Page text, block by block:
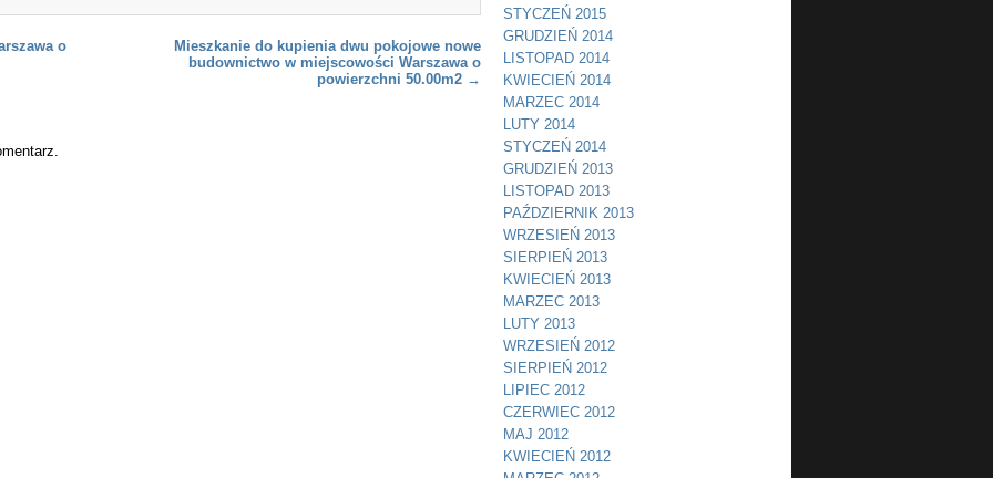
o
Mieszkanie do kupienia dwu pokojowe nowe
budownictwo w miejscowości Warszawa o
powierzchni 50.00m2 →
STYCZEŃ 2015
GRUDZIEŃ 2014
LISTOPAD 2014
KWIECIEŃ 2014
MARZEC 2014
LUTY 2014
STYCZEŃ 2014
GRUDZIEŃ 2013
LISTOPAD 2013
PAŹDZIERNIK 2013
WRZESIEŃ 2013
SIERPIEŃ 2013
KWIECIEŃ 2013
MARZEC 2013
LUTY 2013
WRZESIEŃ 2012
SIERPIEŃ 2012
LIPIEC 2012
CZERWIEC 2012
MAJ 2012
KWIECIEŃ 2012